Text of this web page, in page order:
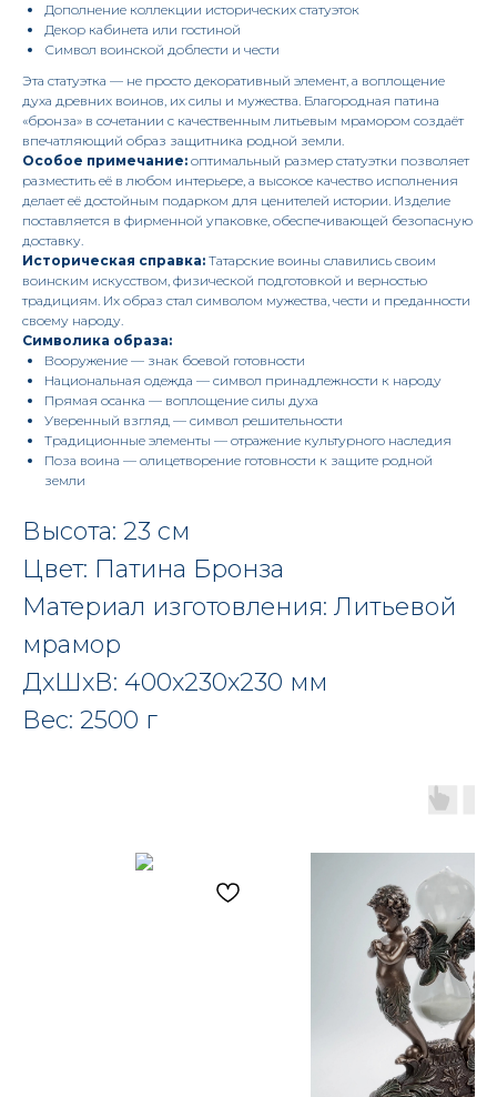
Дополнение коллекции исторических статуэток
Декор кабинета или гостиной
Символ воинской доблести и чести
Эта статуэтка — не просто декоративный элемент, а воплощение
духа древних воинов, их силы и мужества. Благородная патина
«бронза» в сочетании с качественным литьевым мрамором создаёт
впечатляющий образ защитника родной земли.
Особое примечание: оптимальный размер статуэтки позволяет
разместить её в любом интерьере, а высокое качество исполнения
делает её достойным подарком для ценителей истории. Изделие
поставляется в фирменной упаковке, обеспечивающей безопасную
доставку.
Историческая справка: Татарские воины славились своим
воинским искусством, физической подготовкой и верностью
традициям. Их образ стал символом мужества, чести и преданности
своему народу.
Символика образа:
Вооружение — знак боевой готовности
Национальная одежда — символ принадлежности к народу
Прямая осанка — воплощение силы духа
Уверенный взгляд — символ решительности
Традиционные элементы — отражение культурного наследия
Поза воина — олицетворение готовности к защите родной
земли
Высота: 23 см
Цвет: Патина Бронза
Материал изготовления: Литьевой
мрамор
ДxШxВ: 400x230x230 мм
Вес: 2500 г